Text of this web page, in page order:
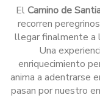
ElCamino de
recorren
llegar finalmente a
Una
enriquecimiento
anima a adentrarse
pasan por nuestro